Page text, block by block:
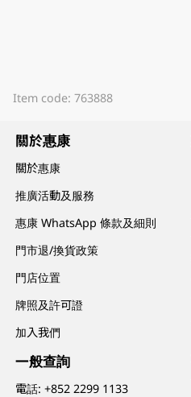
Item code: 763888
關於惠康
關於惠康
推廣活動及服務
惠康 WhatsApp 條款及細則
門市退/換貨政策
門店位置
牌照及許可證
加入我們
一般查詢
電話:+852 2299 1133